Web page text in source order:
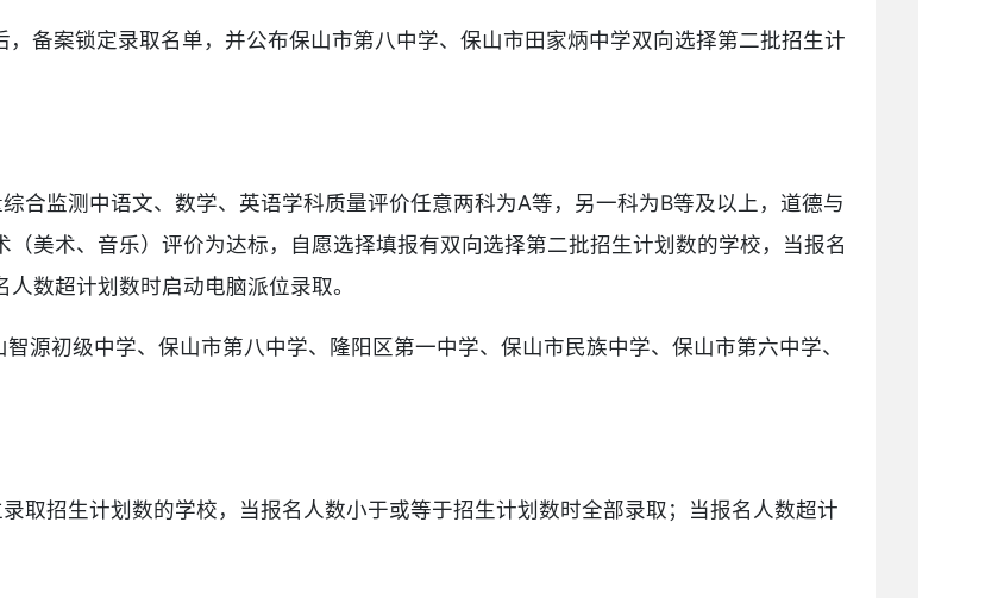
备案锁定录取名单，并公布保山市第八中学、保山市田家炳中学双向选择第二批招生计
合监测中语文、数学、英语学科质量评价任意两科为A等，另一科为B等及以上，道德与
美术、音乐）评价为达标，自愿选择填报有双向选择第二批招生计划数的学校，当报名
数超计划数时启动电脑派位录取。
源初级中学、保山市第八中学、隆阳区第一中学、保山市民族中学、保山市第六中学、
取招生计划数的学校，当报名人数小于或等于招生计划数时全部录取；当报名人数超计